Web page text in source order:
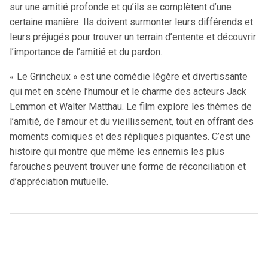
sur une amitié profonde et qu’ils se complètent d’une
certaine manière. Ils doivent surmonter leurs différends et
leurs préjugés pour trouver un terrain d’entente et découvrir
l’importance de l’amitié et du pardon.
« Le Grincheux » est une comédie légère et divertissante
qui met en scène l’humour et le charme des acteurs Jack
Lemmon et Walter Matthau. Le film explore les thèmes de
l’amitié, de l’amour et du vieillissement, tout en offrant des
moments comiques et des répliques piquantes. C’est une
histoire qui montre que même les ennemis les plus
farouches peuvent trouver une forme de réconciliation et
d’appréciation mutuelle.